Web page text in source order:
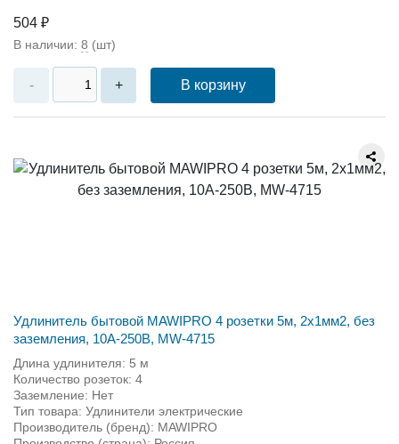
504 ₽
В наличии: 8 (шт)
- + В корзину
Удлинитель бытовой MAWIPRO 4 розетки 5м, 2х1мм2, без
заземления, 10А-250В, MW-4715
Длина удлинителя: 5 м
Количество розеток: 4
Заземление: Нет
Тип товара: Удлинители электрические
Производитель (бренд): MAWIPRO